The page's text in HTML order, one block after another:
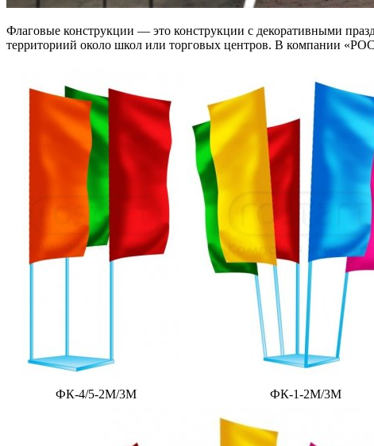
Флаговые конструкции — это конструкции с декоративными
территориий около школ или торговых центров. В компании
ФК-4/5-2М/3М ФК-1-2М/3М